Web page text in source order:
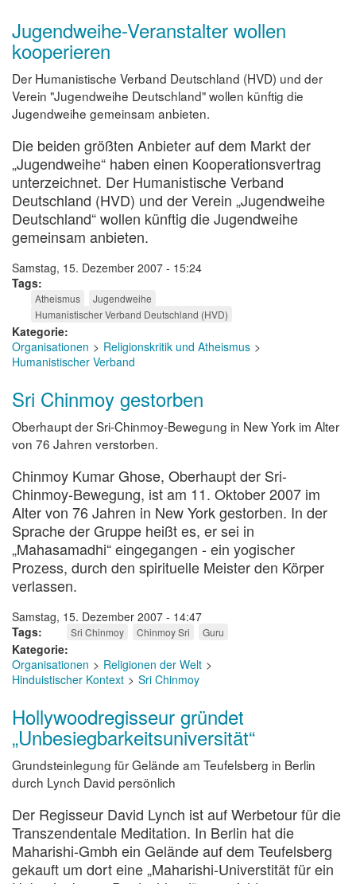
Jugendweihe-Veranstalter wollen
kooperieren
Der Humanistische Verband Deutschland (HVD) und der
Verein "Jugendweihe Deutschland" wollen künftig die
Jugendweihe gemeinsam anbieten.
Die beiden größten Anbieter auf dem Markt der
„Jugendweihe“ haben einen Kooperationsvertrag
unterzeichnet. Der Humanistische Verband
Deutschland (HVD) und der Verein „Jugendweihe
Deutschland“ wollen künftig die Jugendweihe
gemeinsam anbieten.
Samstag, 15. Dezember 2007 - 15:24
Tags
Atheismus
Jugendweihe
Humanistischer Verband Deutschland (HVD)
Kategorie
Organisationen
Religionskritik und Atheismus
Humanistischer Verband
Sri Chinmoy gestorben
Oberhaupt der Sri-Chinmoy-Bewegung in New York im Alter
von 76 Jahren verstorben.
Chinmoy Kumar Ghose, Oberhaupt der Sri-
Chinmoy-Bewegung, ist am 11. Oktober 2007 im
Alter von 76 Jahren in New York gestorben. In der
Sprache der Gruppe heißt es, er sei in
„Mahasamadhi“ eingegangen - ein yogischer
Prozess, durch den spirituelle Meister den Körper
verlassen.
Samstag, 15. Dezember 2007 - 14:47
Tags
Sri Chinmoy Chinmoy Sri Guru
Kategorie
Organisationen
Religionen der Welt
Hinduistischer Kontext
Sri Chinmoy
Hollywoodregisseur gründet
„Unbesiegbarkeitsuniversität“
Grundsteinlegung für Gelände am Teufelsberg in Berlin
durch Lynch David persönlich
Der Regisseur David Lynch ist auf Werbetour für die
Transzendentale Meditation. In Berlin hat die
Maharishi-Gmbh ein Gelände auf dem Teufelsberg
gekauft um dort eine „Maharishi-Universtität für ein